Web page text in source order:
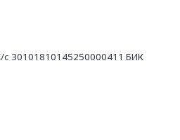
30101810145250000411 БИК